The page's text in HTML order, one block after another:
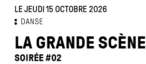
LE JEUDI 15 OCTOBRE 2026
DANSE
LA GRANDE SCÈNE
SOIRÉE #02